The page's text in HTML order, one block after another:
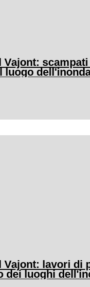
Vajont:
luogo
Vajont: lavori di
dei luoghi